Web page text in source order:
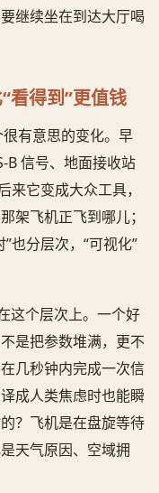
继续坐在到达大厅喝
看得到”更值钱
有意思的变化。早
B 信号、地面接收站
来它变成大众工具，
架飞机正飞到哪儿；
也分层次，“可视化”
这个层次上。一个好
是把参数堆满，更不
几秒钟内完成一次信
成人类焦虑时也能瞬
？飞机是在盘旋等待
天气原因、空域拥